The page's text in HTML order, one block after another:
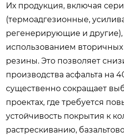
Их продукция, включая
(термоадгезионные,
регенерирующие и другие),
использованием
резины. Это позволяет
производства асфальта на
существенно сокращает
проектах, где требуется
устойчивость покрытия к
растрескиванию,